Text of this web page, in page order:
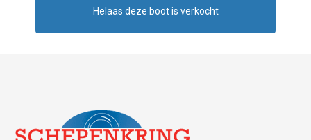
Helaas deze boot is verkocht